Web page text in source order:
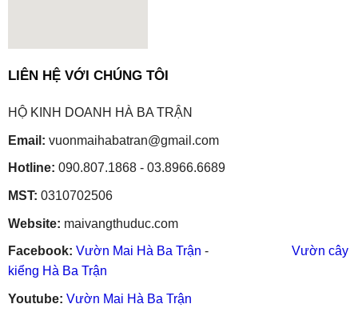
embedgooglemap.net
LIÊN HỆ VỚI CHÚNG TÔI
HỘ KINH DOANH HÀ BA TRẬN
Email: vuonmaihabatran@gmail.com
Hotline: 090.807.1868 - 03.8966.6689
MST: 0310702506
Website: maivangthuduc.com
Facebook: Vườn Mai Hà Ba Trận - Vườn cây
kiểng Hà Ba Trận
Youtube: Vườn Mai Hà Ba Trận